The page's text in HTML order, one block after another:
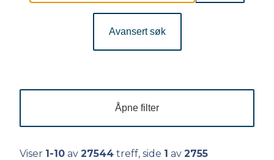
Avansert søk
Åpne filter
Viser 1-10 av 27544 treff, side 1 av 2755